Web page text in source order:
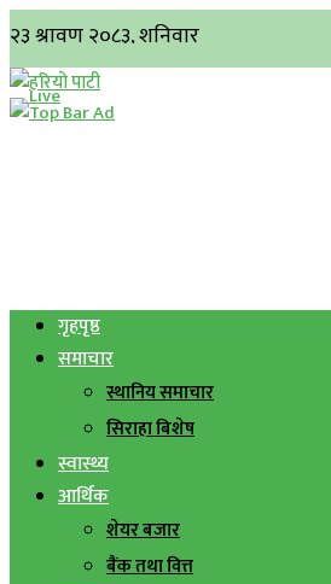
गृहपृष्ठ
समाचार
स्थानिय समाचार
सिराहा बिशेष
स्वास्थ्य
आर्थिक
शेयर बजार
बैंक तथा वित्त